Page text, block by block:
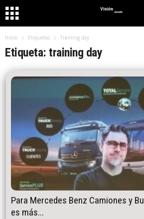
Inicio Etiquetas Training day
Etiqueta: training day
Para Mercedes Benz Camiones y
es más...